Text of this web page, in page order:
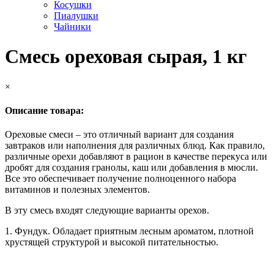
Косушки
Пиалушки
Чайники
Смесь ореховая сырая, 1 кг
×
Описание товара:
Ореховые смеси – это отличный вариант для создания
завтраков или наполнения для различных блюд. Как правило,
различные орехи добавляют в рацион в качестве перекуса или
дробят для создания гранолы, каш или добавления в мюсли.
Все это обеспечивает получение полноценного набора
витаминов и полезных элементов.
В эту смесь входят следующие варианты орехов.
1. Фундук. Обладает приятным лесным ароматом, плотной
хрустящей структурой и высокой питательностью.